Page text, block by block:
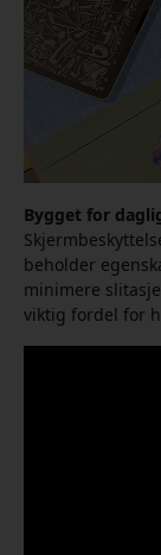
Bygget for
beholder
minimere
viktig fordel for